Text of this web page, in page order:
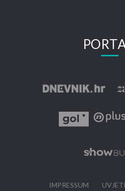
IMPRESSUM